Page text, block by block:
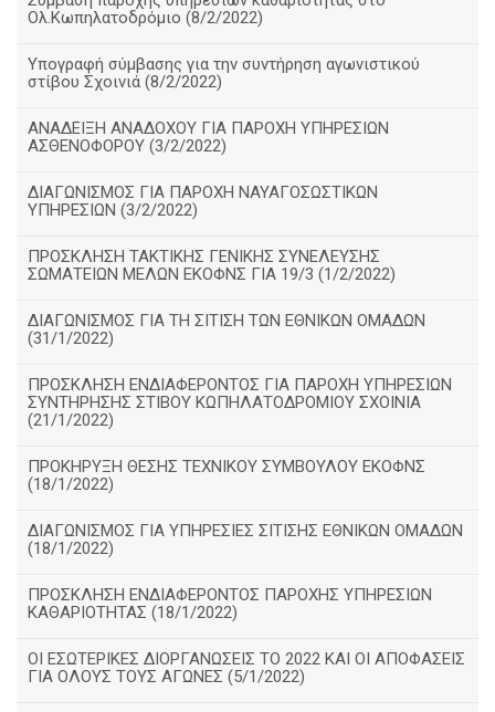
Ολ.Κωπηλατοδρόμιο (8/2/2022)
Υπογραφή σύμβασης για την συντήρηση αγωνιστικού
στίβου Σχοινιά (8/2/2022)
ΑΝΑΔΕΙΞΗ ΑΝΑΔΟΧΟΥ ΓΙΑ ΠΑΡΟΧΗ ΥΠΗΡΕΣΙΩΝ
ΑΣΘΕΝΟΦΟΡΟΥ (3/2/2022)
ΔΙΑΓΩΝΙΣΜΟΣ ΓΙΑ ΠΑΡΟΧΗ ΝΑΥΑΓΟΣΩΣΤΙΚΩΝ
ΥΠΗΡΕΣΙΩΝ (3/2/2022)
ΠΡΟΣΚΛΗΣΗ ΤΑΚΤΙΚΗΣ ΓΕΝΙΚΗΣ ΣΥΝΕΛΕΥΣΗΣ
ΣΩΜΑΤΕΙΩΝ ΜΕΛΩΝ ΕΚΟΦΝΣ ΓΙΑ 19/3 (1/2/2022)
ΔΙΑΓΩΝΙΣΜΟΣ ΓΙΑ ΤΗ ΣΙΤΙΣΗ ΤΩΝ ΕΘΝΙΚΩΝ ΟΜΑΔΩΝ
(31/1/2022)
ΠΡΟΣΚΛΗΣΗ ΕΝΔΙΑΦΕΡΟΝΤΟΣ ΓΙΑ ΠΑΡΟΧΗ ΥΠΗΡΕΣΙΩΝ
ΣΥΝΤΗΡΗΣΗΣ ΣΤΙΒΟΥ ΚΩΠΗΛΑΤΟΔΡΟΜΙΟΥ ΣΧΟΙΝΙΑ
(21/1/2022)
ΠΡΟΚΗΡΥΞΗ ΘΕΣΗΣ ΤΕΧΝΙΚΟΥ ΣΥΜΒΟΥΛΟΥ ΕΚΟΦΝΣ
(18/1/2022)
ΔΙΑΓΩΝΙΣΜΟΣ ΓΙΑ ΥΠΗΡΕΣΙΕΣ ΣΙΤΙΣΗΣ ΕΘΝΙΚΩΝ ΟΜΑΔΩΝ
(18/1/2022)
ΠΡΟΣΚΛΗΣΗ ΕΝΔΙΑΦΕΡΟΝΤΟΣ ΠΑΡΟΧΗΣ ΥΠΗΡΕΣΙΩΝ
ΚΑΘΑΡΙΟΤΗΤΑΣ (18/1/2022)
ΟΙ ΕΣΩΤΕΡΙΚΕΣ ΔΙΟΡΓΑΝΩΣΕΙΣ ΤΟ 2022 ΚΑΙ ΟΙ ΑΠΟΦΑΣΕΙΣ
ΓΙΑ ΟΛΟΥΣ ΤΟΥΣ ΑΓΩΝΕΣ (5/1/2022)